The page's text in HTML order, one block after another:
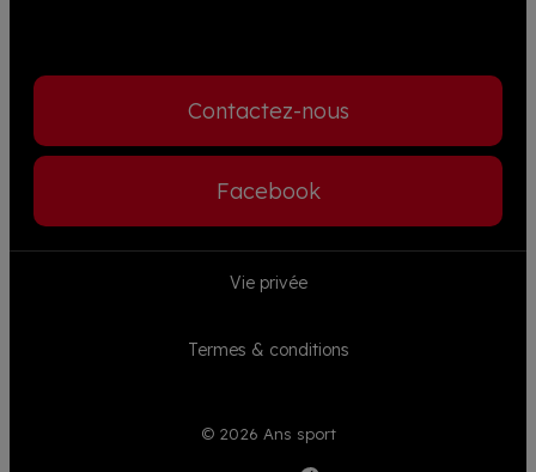
Contactez-nous
Facebook
Footer
Vie privée
Termes & conditions
© 2026 Ans sport